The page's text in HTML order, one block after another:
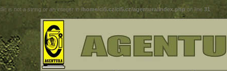
is not a string or an integer in/home/ci5.cz/ci5.cz/agentura/index.php on line31